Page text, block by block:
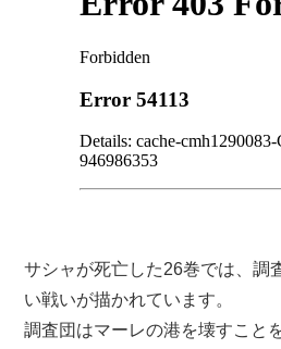
サシャが死亡した26巻では、調
い戦いが描かれています。
調査団はマーレの港を壊すこと